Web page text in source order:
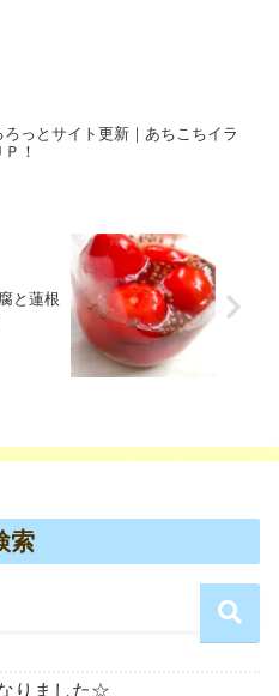
ろっとサイト更新｜あちこちイラ
！
と蓮根
索
りました☆